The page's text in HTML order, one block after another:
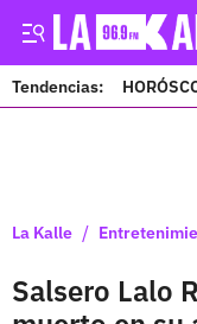
Tendencias:
La Kalle /
Salsero Lalo